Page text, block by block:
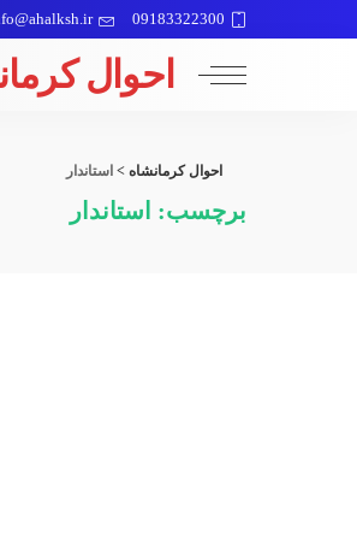
09183322300
احوال
احوال کرمانشاه > استاندار
برچسب: استاندار